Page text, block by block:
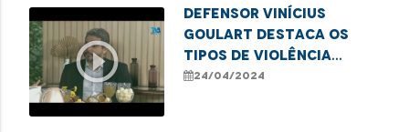
play_circle_outline
Defensor Vinícius
Goulart destaca os
tipos de violência
contra idosos e ações
24/04/2024